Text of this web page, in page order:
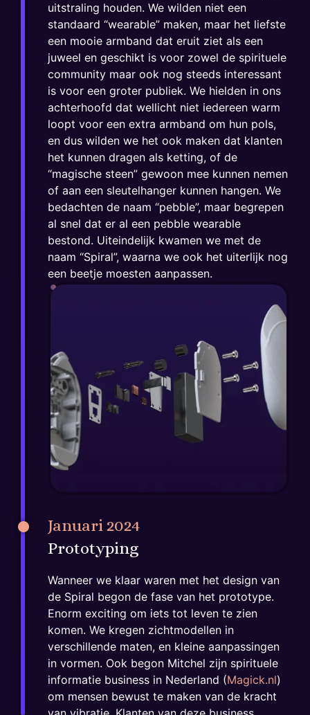
uitstraling houden. We wilden niet een
standaard “wearable” maken, maar het liefste
een mooie armband dat eruit ziet als een
juweel en geschikt is voor zowel de spirituele
community maar ook nog steeds interessant
is voor een groter publiek. We hielden in ons
achterhoofd dat wellicht niet iedereen warm
loopt voor een extra armband om hun pols,
en dus wilden we het ook maken dat klanten
het kunnen dragen als ketting, of de
“magische steen” gewoon mee kunnen nemen
of aan een sleutelhanger kunnen hangen. We
bedachten de naam “pebble”, maar begrepen
al snel dat er al een pebble wearable
bestond. Uiteindelijk kwamen we met de
naam “Spiral”, waarna we ook het uiterlijk nog
een beetje moesten aanpassen.
Januari 2024
Prototyping
Wanneer we klaar waren met het design van
de Spiral begon de fase van het prototype.
Enorm exciting om iets tot leven te zien
komen. We kregen zichtmodellen in
verschillende maten, en kleine aanpassingen
in vormen. Ook begon Mitchel zijn spirituele
informatie business in Nederland (Magick.nl)
om mensen bewust te maken van de kracht